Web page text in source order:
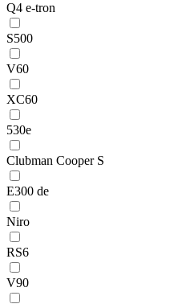
Q4 e-tron
S500
V60
XC60
530e
Clubman Cooper S
E300 de
Niro
RS6
V90